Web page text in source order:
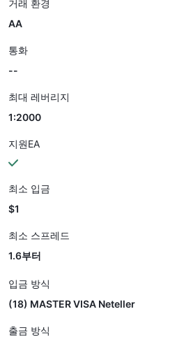
거래 환경
AA
통화
--
최대 레버리지
1:2000
지원EA
최소 입금
$1
최소 스프레드
1.6부터
입금 방식
(18) MASTER VISA Neteller
출금 방식